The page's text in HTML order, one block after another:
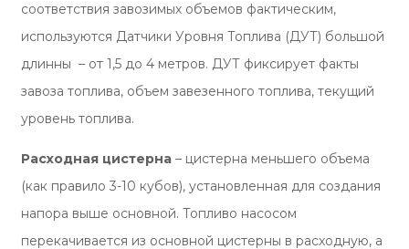
соответствия завозимых объемов фактическим,
используются Датчики Уровня Топлива (ДУТ) большой
длинны – от 1,5 до 4 метров. ДУТ фиксирует факты
завоза топлива, объем завезенного топлива, текущий
уровень топлива.
Расходная цистерна – цистерна меньшего объема
(как правило 3-10 кубов), установленная для создания
напора выше основной. Топливо насосом
перекачивается из основной цистерны в расходную, а